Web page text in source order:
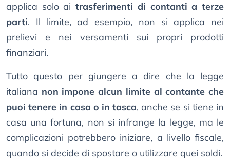
applica solo aitrasferimenti di contanti a terze
parti. Il limite, ad esempio, non si applica nei
prelievi e nei versamenti sui propri prodotti
finanziari.
Tutto questo per giungere a dire che la legge
italiana non impone alcun limite al contante che
puoi tenere in casa o in tasca, anche se si tiene in
casa una fortuna, non si infrange la legge, ma le
complicazioni potrebbero iniziare, a livello fiscale,
quando si decide di spostare o utilizzare quei soldi.